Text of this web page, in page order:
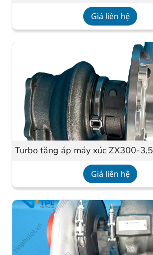
Giá liên hệ
Turbo tăng áp máy xúc ZX300-3,5
Giá liên hệ